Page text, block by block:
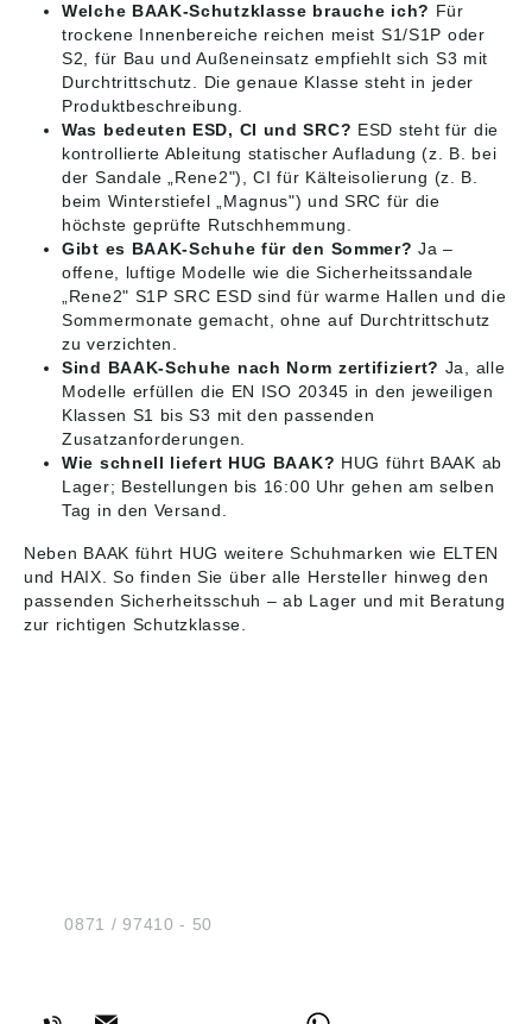
Welche BAAK-Schutzklasse brauche ich? Für
trockene Innenbereiche reichen meist S1/S1P oder
S2, für Bau und Außeneinsatz empfiehlt sich S3 mit
Durchtrittschutz. Die genaue Klasse steht in jeder
Produktbeschreibung.
Was bedeuten ESD, CI und SRC? ESD steht für die
kontrollierte Ableitung statischer Aufladung (z. B. bei
der Sandale „Rene2"), CI für Kälteisolierung (z. B.
beim Winterstiefel „Magnus") und SRC für die
höchste geprüfte Rutschhemmung.
Gibt es BAAK-Schuhe für den Sommer? Ja –
offene, luftige Modelle wie die Sicherheitssandale
„Rene2" S1P SRC ESD sind für warme Hallen und die
Sommermonate gemacht, ohne auf Durchtrittschutz
zu verzichten.
Sind BAAK-Schuhe nach Norm zertifiziert? Ja, alle
Modelle erfüllen die EN ISO 20345 in den jeweiligen
Klassen S1 bis S3 mit den passenden
Zusatzanforderungen.
Wie schnell liefert HUG BAAK? HUG führt BAAK ab
Lager; Bestellungen bis 16:00 Uhr gehen am selben
Tag in den Versand.
Neben BAAK führt HUG weitere Schuhmarken wie ELTEN
und HAIX . So finden Sie über alle Hersteller hinweg den
passenden Sicherheitsschuh – ab Lager und mit Beratung
zur richtigen Schutzklasse.
Tel.:0871 / 97410 - 50